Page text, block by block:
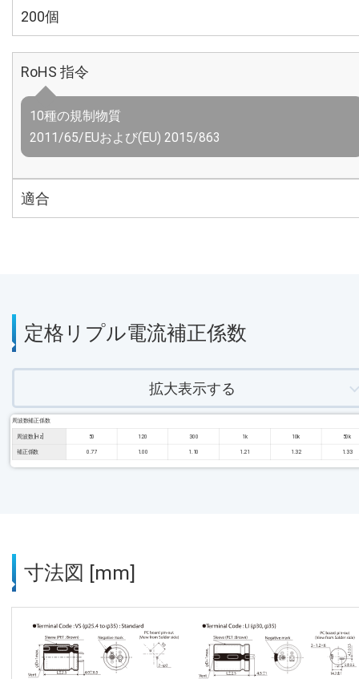
200個
RoHS 指令
10種の規制物質
2011/65/EUおよび(EU) 2015/863
適合
定格リプル電流補正係数
拡大表示する
周波数補正係数
周波数 [Hz] 50 120 300 1k 10k 50k
補正係数 0.77 1.00 1.10 1.21 1.32 1.33
寸法図 [mm]